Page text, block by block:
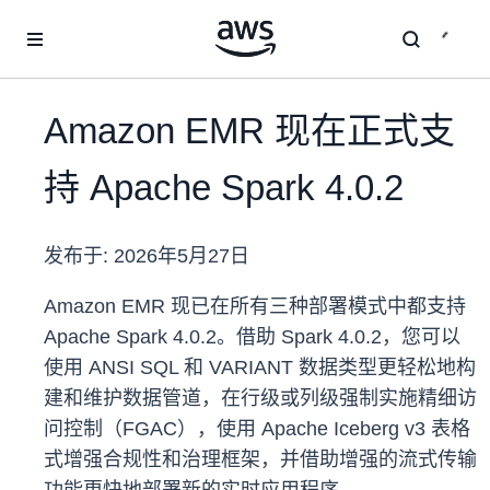
Amazon EMR 现在正式支
持 Apache Spark 4.0.2
发布于: 2026年5月27日
Amazon EMR 现已在所有三种部署模式中都支持
Apache Spark 4.0.2。借助 Spark 4.0.2，您可以
使用 ANSI SQL 和 VARIANT 数据类型更轻松地构
建和维护数据管道，在行级或列级强制实施精细访
问控制（FGAC），使用 Apache Iceberg v3 表格
式增强合规性和治理框架，并借助增强的流式传输